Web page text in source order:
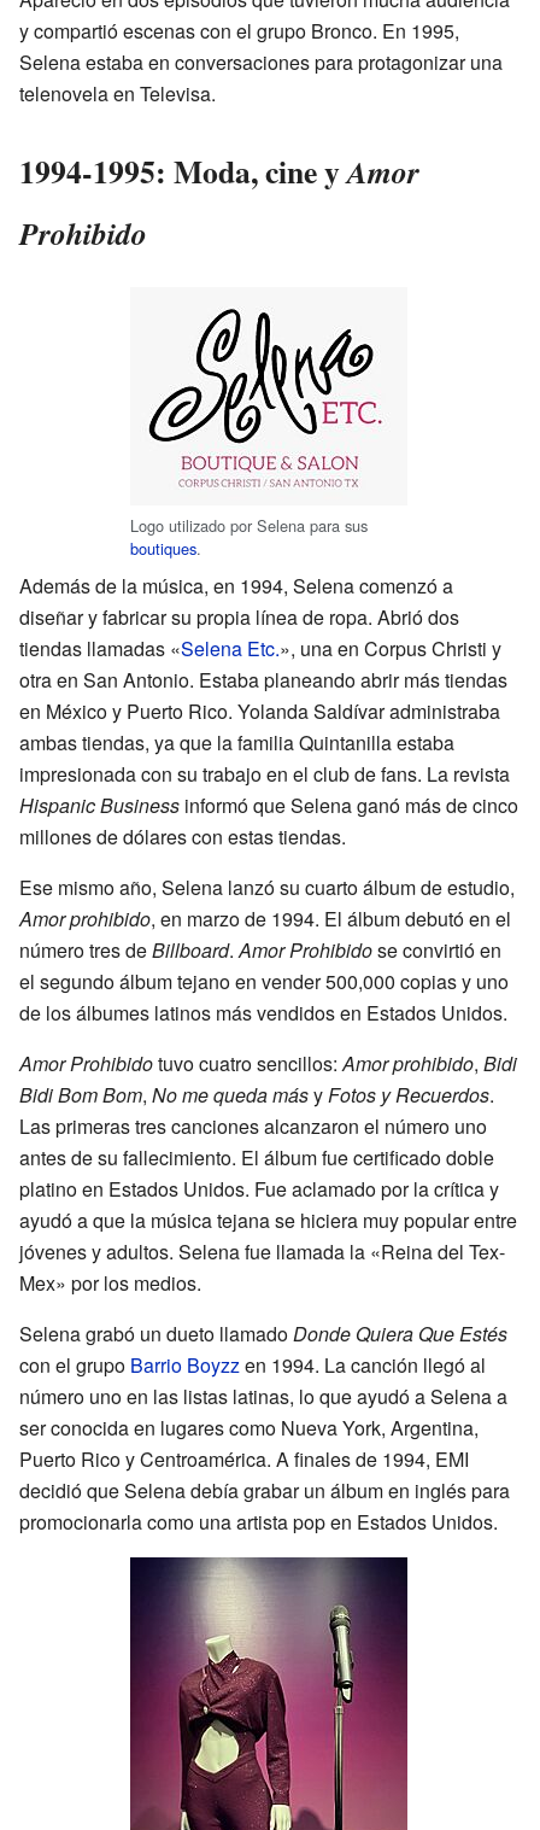
y compartió escenas con el grupo Bronco. En 1995,
Selena estaba en conversaciones para protagonizar una
telenovela en Televisa.
1994-1995: Moda, cine yAmor
Prohibido
Logo utilizado por Selena para sus
boutiques.
Además de la música, en 1994, Selena comenzó a
diseñar y fabricar su propia línea de ropa. Abrió dos
tiendas llamadas «Selena Etc.», una en Corpus Christi y
otra en San Antonio. Estaba planeando abrir más tiendas
en México y Puerto Rico. Yolanda Saldívar administraba
ambas tiendas, ya que la familia Quintanilla estaba
impresionada con su trabajo en el club de fans. La revista
Hispanic Business informó que Selena ganó más de cinco
millones de dólares con estas tiendas.
Ese mismo año, Selena lanzó su cuarto álbum de estudio,
Amor prohibido, en marzo de 1994. El álbum debutó en el
número tres deBillboard.Amor Prohibidose convirtió en
el segundo álbum tejano en vender 500,000 copias y uno
de los álbumes latinos más vendidos en Estados Unidos.
Amor Prohibidotuvo cuatro sencillos:Amor prohibido, Bidi
Bidi Bom Bom, No me queda másyFotos y Recuerdos.
Las primeras tres canciones alcanzaron el número uno
antes de su fallecimiento. El álbum fue certificado doble
platino en Estados Unidos. Fue aclamado por la crítica y
ayudó a que la música tejana se hiciera muy popular entre
jóvenes y adultos. Selena fue llamada la «Reina del Tex-
Mex» por los medios.
Selena grabó un dueto llamadoDonde Quiera Que Estés
con el grupo Barrio Boyzzen 1994. La canción llegó al
número uno en las listas latinas, lo que ayudó a Selena a
ser conocida en lugares como Nueva York, Argentina,
Puerto Rico y Centroamérica. A finales de 1994, EMI
decidió que Selena debía grabar un álbum en inglés para
promocionarla como una artista pop en Estados Unidos.